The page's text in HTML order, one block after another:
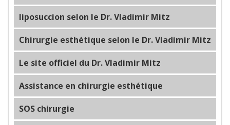
liposuccion selon le Dr. Vladimir Mitz
Chirurgie esthétique selon le Dr. Vladimir Mitz
Le site officiel du Dr. Vladimir Mitz
Assistance en chirurgie esthétique
SOS chirurgie